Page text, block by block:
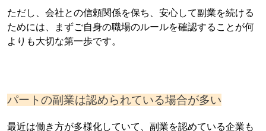
ただし、会社との信頼関係を保ち、安心して副業を続ける
ためには、まずご自身の職場のルールを確認することが何
よりも大切な第一歩です。
パートの副業は認められている場合が多い
最近は働き方が多様化していて、副業を認めている企業も